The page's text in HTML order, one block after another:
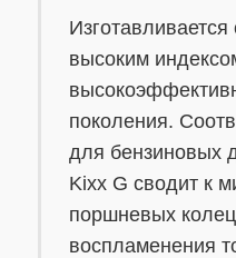
высоким
поколения.
для бензиновых
Kixx G сводит к
поршневых
воспламенения